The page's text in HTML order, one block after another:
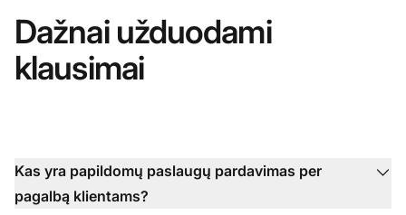
Dažnai užduodami
klausimai
Kas yra papildomų paslaugų pardavimas per
pagalbą klientams?